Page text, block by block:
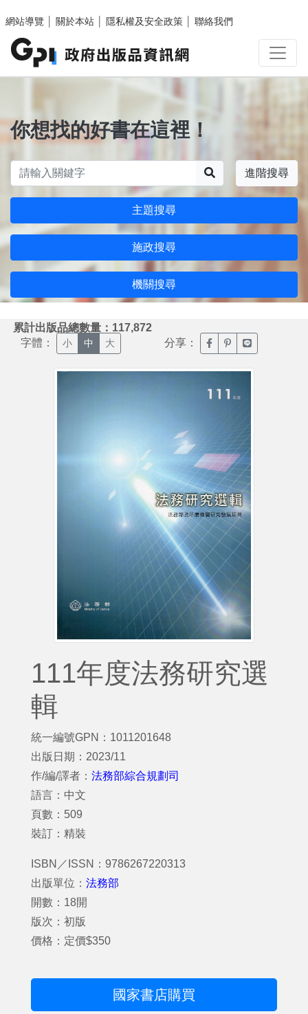
網站導覽
關於本站 隱私權及安全政策 聯絡我們
你想找的好書在這裡！
進階搜尋
主題搜尋
施政搜尋
機關搜尋
累計出版品總數量：117,872
字體： 小 中 大 分享： 臉書分享(另開新視窗)
噗浪分享(另開新
Line分享(另
111年度法務研究選
輯
統一編號GPN：1011201648
出版日期：2023/11
作/編/譯者： 法務部綜合規劃司
語言：中文
頁數：509
裝訂：精裝
ISBN／ISSN：9786267220313
出版單位： 法務部
開數：18開
版次：初版
價格：定價$350
國家書店購買